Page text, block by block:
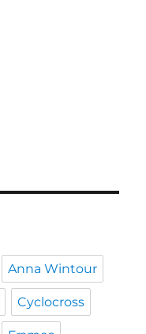
Anna Wintour
Cyclocross